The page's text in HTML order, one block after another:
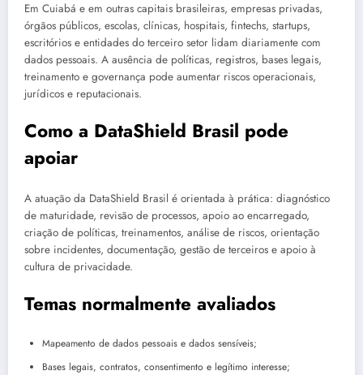
Em Cuiabá e em outras capitais brasileiras, empresas privadas,
órgãos públicos, escolas, clínicas, hospitais, fintechs, startups,
escritórios e entidades do terceiro setor lidam diariamente com
dados pessoais. A ausência de políticas, registros, bases legais,
treinamento e governança pode aumentar riscos operacionais,
jurídicos e reputacionais.
Como a DataShield Brasil pode
apoiar
A atuação da DataShield Brasil é orientada à prática: diagnóstico
de maturidade, revisão de processos, apoio ao encarregado,
criação de políticas, treinamentos, análise de riscos, orientação
sobre incidentes, documentação, gestão de terceiros e apoio à
cultura de privacidade.
Temas normalmente avaliados
Mapeamento de dados pessoais e dados sensíveis;
Bases legais, contratos, consentimento e legítimo interesse;